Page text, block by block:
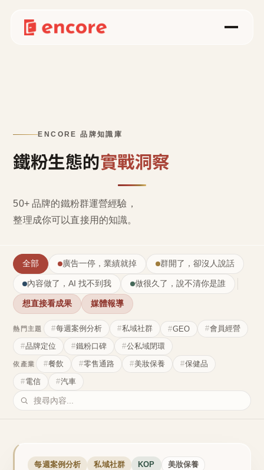
ENCORE 品牌知識庫
鐵粉生態的實戰洞察
50+ 品牌的鐵粉群運營經驗，
整理成你可以直接用的知識。
全部 廣告一停，業績就掉 群開了，卻沒人說話
內容做了，AI 找不到我 做很久了，說不清你是誰
想直接看成果 媒體報導
熱門主題 每週案例分析 私域社群 GEO
會員經營
品牌定位
鐵粉口碑 公私域閉環
依產業 餐飲 零售通路 美妝保養
保健品
電信
汽車
每週案例分析 私域社群 KOP 美妝保養